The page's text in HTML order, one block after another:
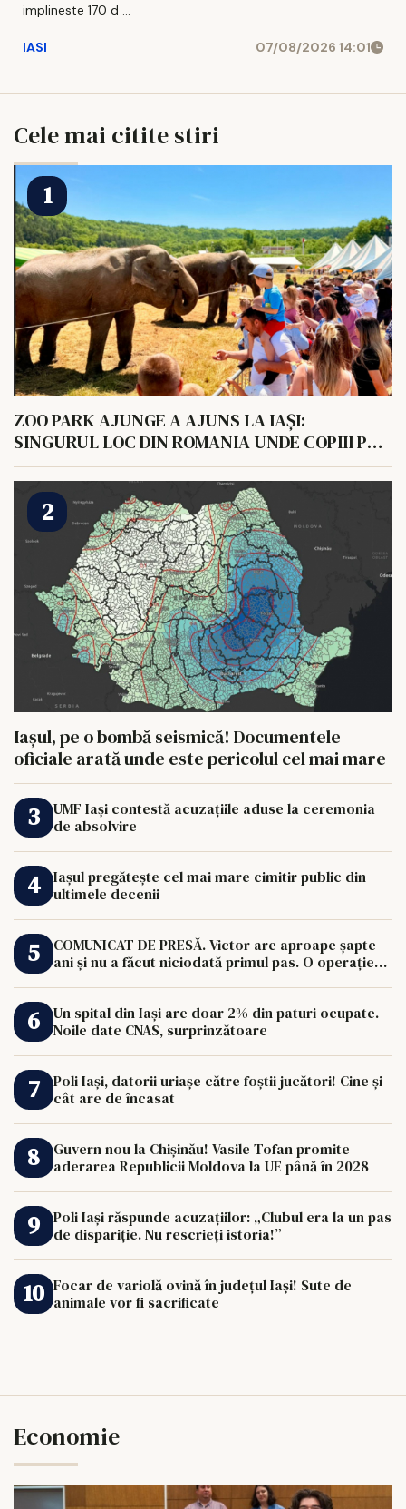
implineste 170 d ...
IASI 07/08/2026 14:01
Cele mai citite stiri
ZOO PARK AJUNGE A AJUNS LA IAȘI:
SINGURUL LOC DIN ROMANIA UNDE COPIII POT
HRANI UN ELEFANT
Iașul, pe o bombă seismică! Documentele
oficiale arată unde este pericolul cel mai mare
UMF Iași contestă acuzațiile aduse la ceremonia
de absolvire
Iașul pregătește cel mai mare cimitir public din
ultimele decenii
COMUNICAT DE PRESĂ. Victor are aproape șapte
ani și nu a făcut niciodată primul pas. O operație
Un spital din Iași are doar 2% din paturi ocupate.
Noile date CNAS, surprinzătoare
Poli Iași, datorii uriașe către foștii jucători! Cine și
cât are de încasat
Guvern nou la Chișinău! Vasile Tofan promite
aderarea Republicii Moldova la UE până în 2028
Poli Iași răspunde acuzațiilor: „Clubul era la un pas
de dispariție. Nu rescrieți istoria!”
Focar de variolă ovină în județul Iași! Sute de
animale vor fi sacrificate
Economie